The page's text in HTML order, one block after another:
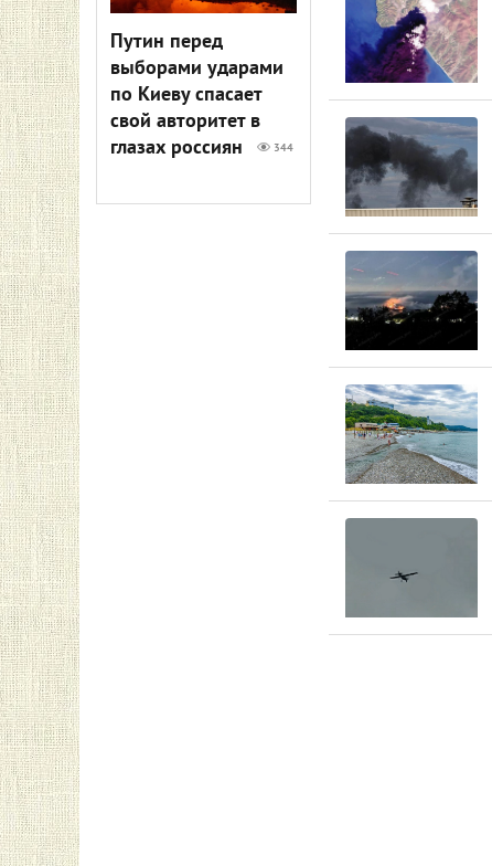
Путин перед
выборами ударами
по Киеву спасает
свой авторитет в
глазах россиян
344